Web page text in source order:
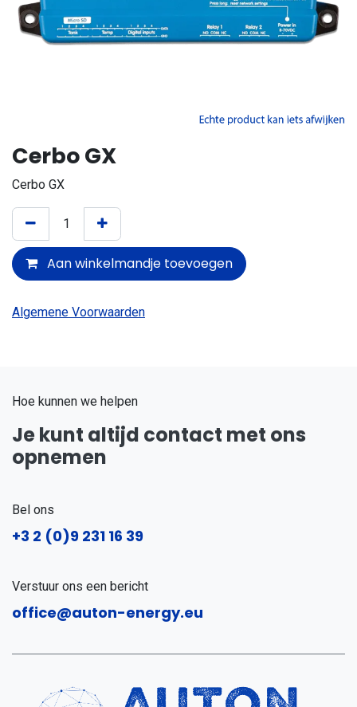
Cerbo GX
Cerbo GX
Aan winkelmandje toevoegen
Algemene Voorwaarden
Hoe kunnen we helpen
Je kunt altijd contact met ons
opnemen
Bel ons
+3 2 (0)9 231 16 39
Verstuur ons een bericht
office@auton-energy.eu